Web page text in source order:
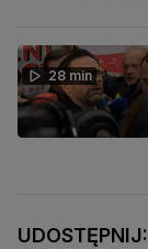
28 min
UDOSTĘPNIJ: